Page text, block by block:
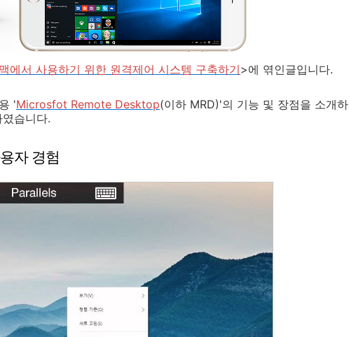
에서 사용하기 위한 원격제어 시스템 구축하기>에 엮인글입니다.
'Microsfot Remote Desktop(이하 MRD)'의 기능 및 장점을 소개하
습니다.
자 경험